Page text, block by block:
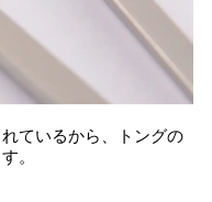
ているから、トングの
。